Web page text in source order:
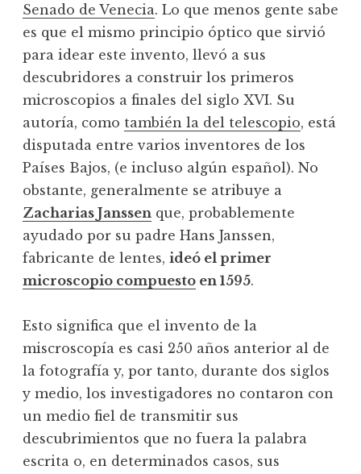
Senado de Venecia. Lo que menos gente sabe
es que el mismo principio óptico que sirvió
para idear este invento, llevó a sus
descubridores a construir los primeros
microscopios a finales del siglo XVI. Su
autoría, como también la del telescopio, está
disputada entre varios inventores de los
Países Bajos, (e incluso algún español). No
obstante, generalmente se atribuye a
Zacharias Janssen que, probablemente
ayudado por su padre Hans Janssen,
fabricante de lentes, ideó el primer
microscopio compuesto en 1595.
Esto significa que el invento de la
miscroscopía es casi 250 años anterior al de
la fotografía y, por tanto, durante dos siglos
y medio, los investigadores no contaron con
un medio fiel de transmitir sus
descubrimientos que no fuera la palabra
escrita o, en determinados casos, sus